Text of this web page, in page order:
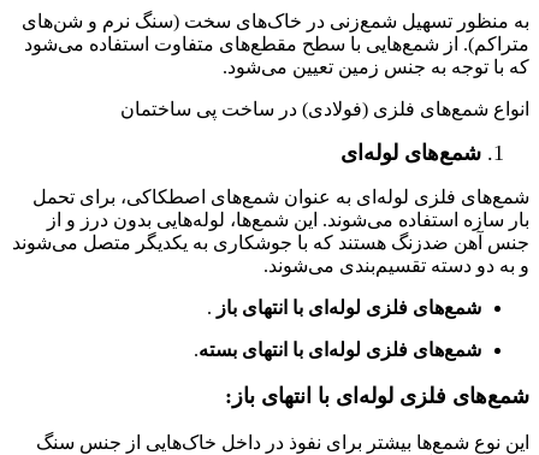
به منظور تسهیل شمع‌زنی در خاک‌های سخت (سنگ نرم و شن‌های
متراکم). از شمع‌هایی با سطح مقطع‌های متفاوت استفاده می‌شود
که با توجه به جنس زمین تعیین می‌شود.
انواع شمع‌های فلزی (فولادی) در ساخت پی ساختمان
شمع‌های لوله‌ای
شمع‌های فلزی لوله‌ای به عنوان شمع‌های اصطکاکی، برای تحمل
بار سازه استفاده می‌شوند. این شمع‌ها، لوله‌هایی بدون درز و از
جنس آهن ضدزنگ هستند که با جوشکاری به یکدیگر متصل می‌شوند
و به دو دسته تقسیم‌بندی می‌شوند.
شمع‌های فلزی لوله‌ای با انتهای باز .
شمع‌های فلزی لوله‌ای با انتهای بسته.
شمع‌های فلزی لوله‌ای با انتهای باز:
این نوع شمع‌ها بیشتر برای نفوذ در داخل خاک‌هایی از جنس سنگ